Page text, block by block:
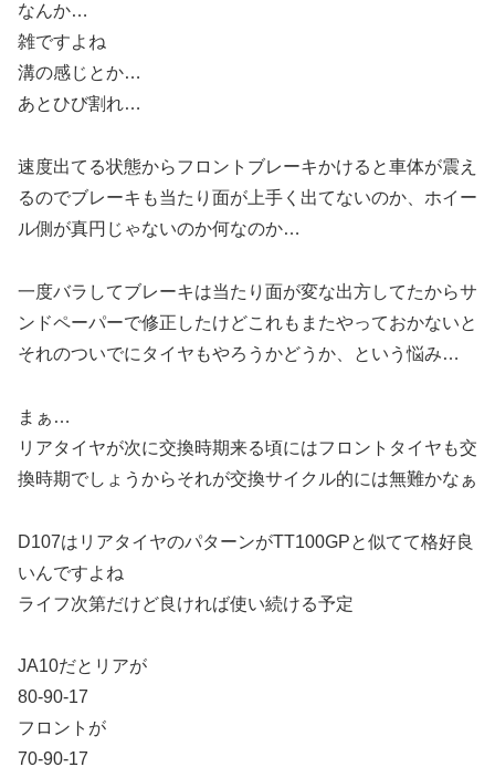
なんか…
雑ですよね
溝の感じとか…
あとひび割れ…
速度出てる状態からフロントブレーキかけると車体が震え
るのでブレーキも当たり面が上手く出てないのか、ホイー
ル側が真円じゃないのか何なのか…
一度バラしてブレーキは当たり面が変な出方してたからサ
ンドペーパーで修正したけどこれもまたやっておかないと
それのついでにタイヤもやろうかどうか、という悩み…
まぁ…
リアタイヤが次に交換時期来る頃にはフロントタイヤも交
換時期でしょうからそれが交換サイクル的には無難かなぁ
D107はリアタイヤのパターンがTT100GPと似てて格好良
いんですよね
ライフ次第だけど良ければ使い続ける予定
JA10だとリアが
80-90-17
フロントが
70-90-17